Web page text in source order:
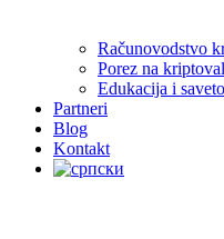
Računovodstvo
Porez na
Edukacija i
Partneri
Blog
Kontakt